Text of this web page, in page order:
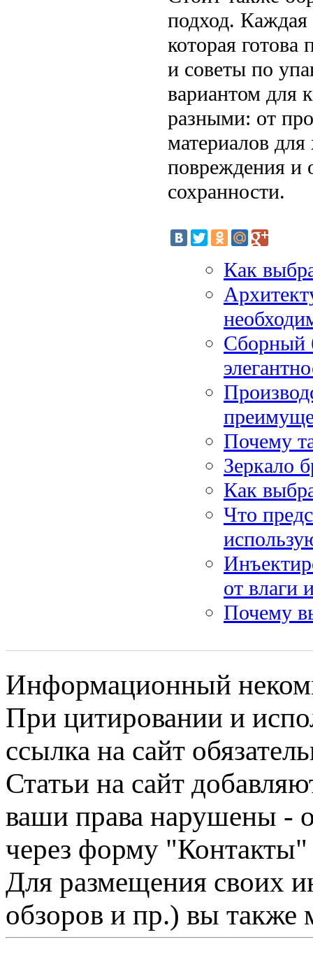
подход. Каждая
которая
и советы по
вариантом для
разными: от
материалов
повреждения и
сохранности.
Как
Сборный
Почему
Зеркало
Как
Что
от влаги
Почему
Информационный
При цитировании и
ссылка на сайт
Статьи на сайт
ваши права нарушены -
через форму "Контакты"
Для размещения своих
обзоров и пр.) вы также